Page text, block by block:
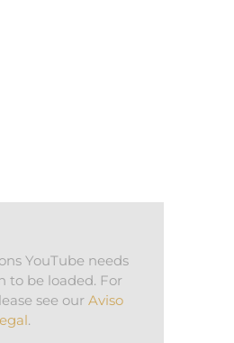
YouTube needs
to be loaded. For
see our Aviso
.